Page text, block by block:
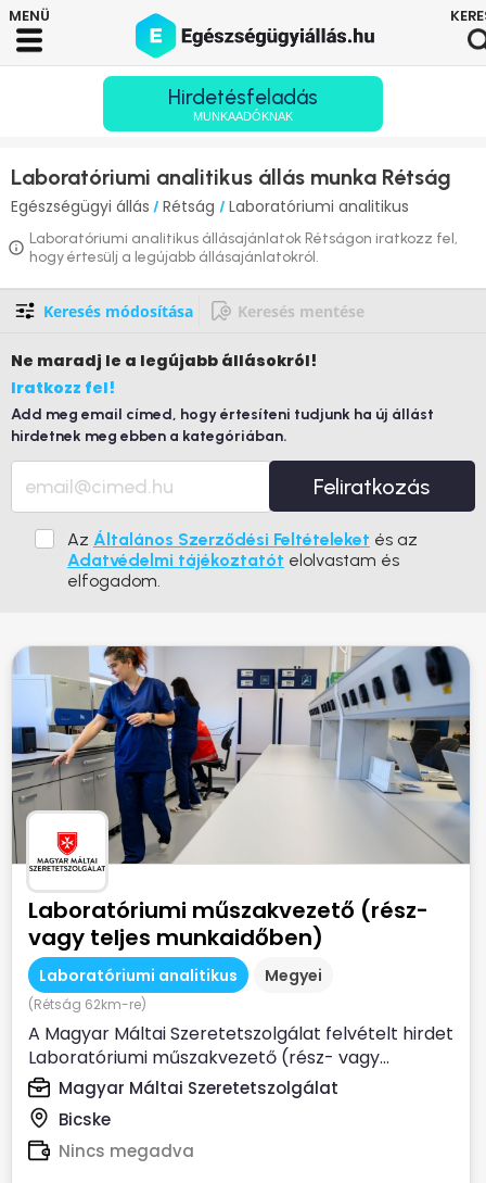
Hirdetésfeladás
MUNKAADÓKNAK
Laboratóriumi analitikus állás munka Rétság
Egészségügyi állás / Rétság / Laboratóriumi analitikus
Laboratóriumi analitikus állásajánlatok Rétságon iratkozz fel,
hogy értesülj a legújabb állásajánlatokról.
Keresés módosítása Keresés mentése
Ne maradj le a legújabb állásokról!
Iratkozz fel!
Add meg email címed, hogy értesíteni tudjunk ha új állást
hirdetnek meg ebben a kategóriában.
Feliratkozás
Az Általános Szerződési Feltételeket és az
Adatvédelmi tájékoztatót elolvastam és
elfogadom.
Laboratóriumi műszakvezető (rész-
vagy teljes munkaidőben)
Laboratóriumi analitikus Megyei
(Rétság 62km-re)
A Magyar Máltai Szeretetszolgálat felvételt hirdet
Laboratóriumi műszakvezető (rész- vagy...
Magyar Máltai Szeretetszolgálat
Bicske
Nincs megadva